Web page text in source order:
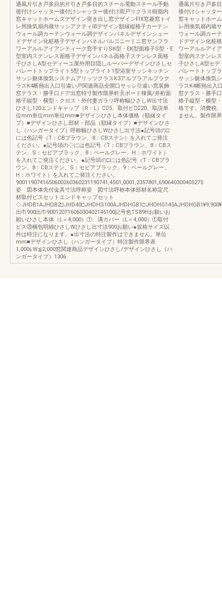
通風片引き戸多目的片引き戸多目的スチール電動スチール手動
後付けシャッター後付けシャッター後付け雨戸リクラス樹脂内
窓キャットホームズデザイン突き出し窓デザインFIX窓菱窓トイ
レ用換気扇内蔵サッシアクティIBデザイン額縁縦格子カーテン
ウォール調カーテンウォール調デザインパネルデザインシェー
ドデザイン化粧格子デザインパネルバルコニーミニ窓サンフラ
ワーアルルアイアンティーク窓手すりSK型・EK型面格子S型・E
型室内ステンレス面格子デザインパネル面格子ステンレス面格
子ひさしA型セディーユ屋外用目隠しルーバーデザインひさしセ
パレートトップライト5型トップライト1型浴室サッシキッチン
サッシ躯体換気システムアリッツクラスK3アルプラアルプラク
ラスK4断熱出入口引違い戸関連商品全開口サッシ引違い窓装飾
窓テラス・勝手口ドア出窓特寸製作限界軒天ボード棟風/井桁面
格子縦型・横型・クロス・外付妻ガラリ呼称幅ひさしW出寸法
ひさし120エンドキャップ（R・L）各⃝5、取付ビス⃝20、取説単
位mm単位mm単位mm■デザインひさし本体価格（額縁タイ
プ）■デザインひさし部材・部品（額縁タイプ）■デザインひさ
し（ハンガータイプ）呼称幅ひさしWひさし出寸法●記号頭の□
には色記号（T：CBブラウン、8：CBステン）を入れてご発注
ください。●記号頭の◇には色記号（T：CBブラウン、8：CBス
テン、S：セピアブラック、8：ペールグレー、H：ホワイト）
を入れてご発注ください。●記号頭の□には色記号（T：CBブラ
ウン、8：CBステン、S：セピアブラック、9：ペールグレー、
H：ホワイト）を入れてご発注ください。
9001190741650600260360231190741,4501,0001,2357801,690640300405275
姿 図本体先付金具寸法呼称姿 図寸法呼称本体部材名称定尺
材取付ビスセットエンドキャップセット
出巾900出巾90012071606030402145100記号色TS89Hお願いお
願いひさし本体（L＝4,000）①、溝カバー（L＝4,000）①取付
ビス⑳梱包明細ひさしWひさし出寸法900お願い●規格サイズ以
外は特注になります。●出寸法の特注製作はできません。単位
mm■デザインひさし（ハンガータイプ）特注製作限界表
1,000≦W≦2,000窓関連商品デザインひさし/デザインひさし（ハ
ンガータイプ）1306
通風片引き戸多
後付けシャッタ
窓キャットホー
レ用換気扇内蔵
ウォール調カー
ドデザイン化粧
ワーアルルアイ
型室内ステンレ
子ひさしA型セデ
パレートトップ
サッシ躯体換気
ラスK4断熱出入
窓テラス・勝手
格子縦型・横型
格です。消費税
ません。製作限